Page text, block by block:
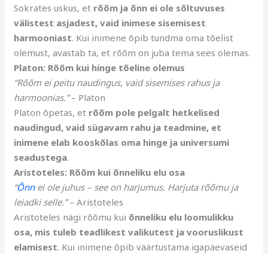
Sokrates uskus, et rõõm ja õnn ei ole sõltuvuses
välistest asjadest, vaid inimese sisemisest
harmooniast. Kui inimene õpib tundma oma tõelist
olemust, avastab ta, et rõõm on juba tema sees olemas.
Platon: Rõõm kui hinge tõeline olemus
“Rõõm ei peitu naudingus, vaid sisemises rahus ja
harmoonias.”– Platon
Platon õpetas, et rõõm pole pelgalt hetkelised
naudingud, vaid sügavam rahu ja teadmine, et
inimene elab kooskõlas oma hinge ja universumi
seadustega.
Aristoteles: Rõõm kui õnneliku elu osa
“Õnnei ole juhus – see on harjumus. Harjuta rõõmu ja
leiadki selle.”– Aristoteles
Aristoteles nägi rõõmu kui õnneliku elu loomulikku
osa, mis tuleb teadlikest valikutest ja vooruslikust
elamisest. Kui inimene õpib väärtustama igapäevaseid